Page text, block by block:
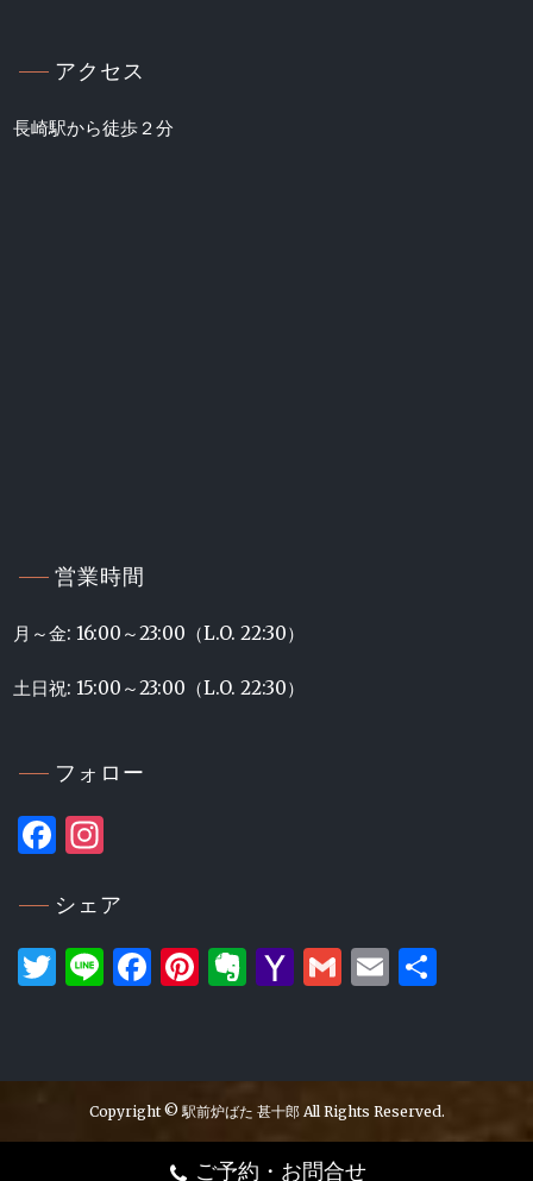
アクセス
長崎駅から徒歩２分
営業時間
月～金: 16:00～23:00（L.O. 22:30）
土日祝: 15:00～23:00（L.O. 22:30）
フォロー
Facebook
シェア
Twitter
LineFacebook
Pinterest
Evernote
Yahoo
GmailEmail
Copyright © 駅前炉ばた 甚十郎 All Rights Reserved.
ご予約・お問合せ